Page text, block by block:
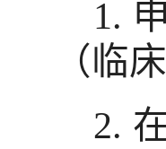
1.
（临
2.